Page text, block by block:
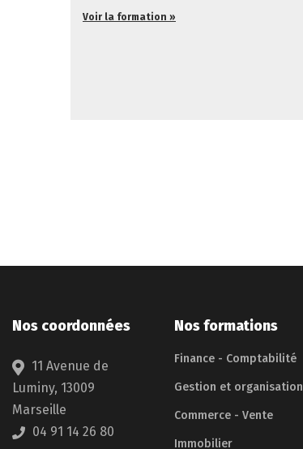
Voir la formation »
Nos coordonnées
11 Avenue de
Luminy, 13009
Marseille
04 91 14 26 80
Nos formations
Finance - Comptabilité
Gestion et organisation
Commerce - Vente
Immobilier